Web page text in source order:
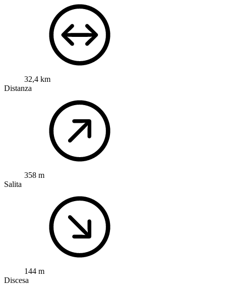
32,4 km
Distanza
358 m
Salita
144 m
Discesa